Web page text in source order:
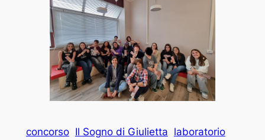
concorso Il Sogno di Giulietta laboratorio